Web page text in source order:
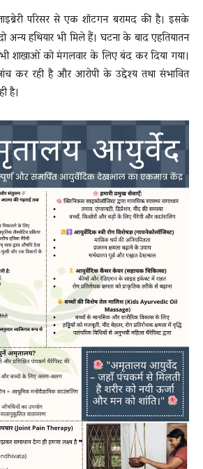
परिसर से एक शॉटगन बरामद की है। इसके
अन्य हथियार भी मिले हैं। घटना के बाद एहतियातन
शाखाओं को मंगलवार के लिए बंद कर दिया गया।
कर रही है और आरोपी के उद्देश्य तथा संभावित
है।